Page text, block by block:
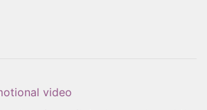
video